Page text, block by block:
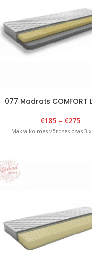
077 Madrats COMFORT
€185– €275
Maksa kolmes võrdses osas 3